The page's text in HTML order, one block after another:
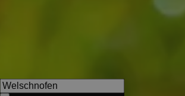
the surrounding vineyards,